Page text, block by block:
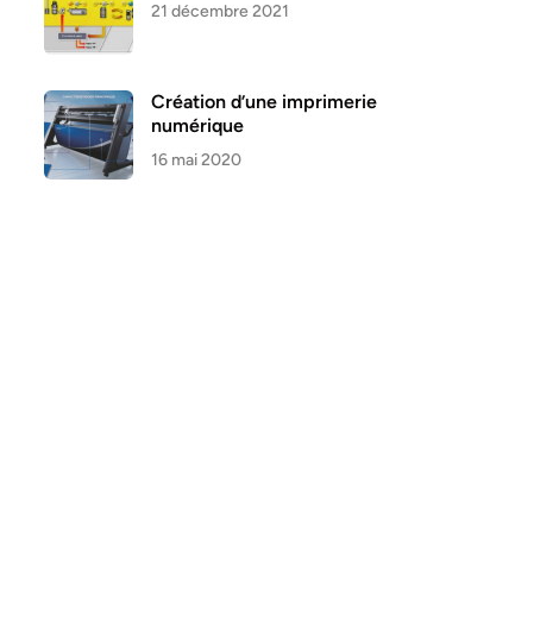
21 décembre 2021
Création d’une imprimerie
numérique
16 mai 2020